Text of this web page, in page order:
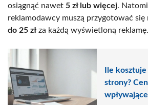
osiągnąć nawet 5 zł lub więcej.
reklamodawcy muszą przygotować się
do 25 zł za każdą wyświetloną reklamę.
Ile
strony?